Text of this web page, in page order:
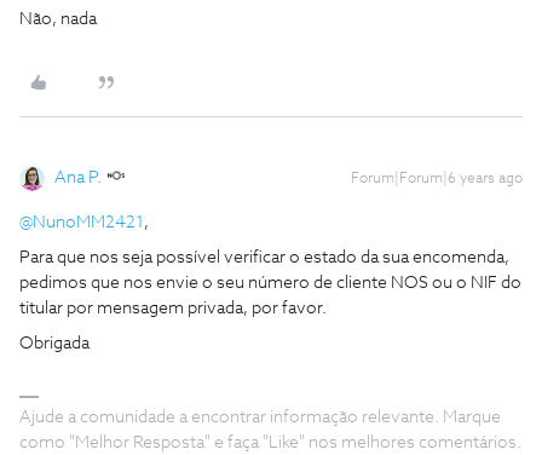
Não, nada
Ana P. Forum|Forum|6 years ago
@NunoMM2421 ,
Para que nos seja possível verificar o estado da sua encomenda,
pedimos que nos envie o seu número de cliente NOS ou o NIF do
titular por mensagem privada, por favor.
Obrigada
Ajude a comunidade a encontrar informação relevante. Marque
como "Melhor Resposta" e faça "Like" nos melhores comentários.